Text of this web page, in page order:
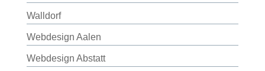
Walldorf
Webdesign Aalen
Webdesign Abstatt